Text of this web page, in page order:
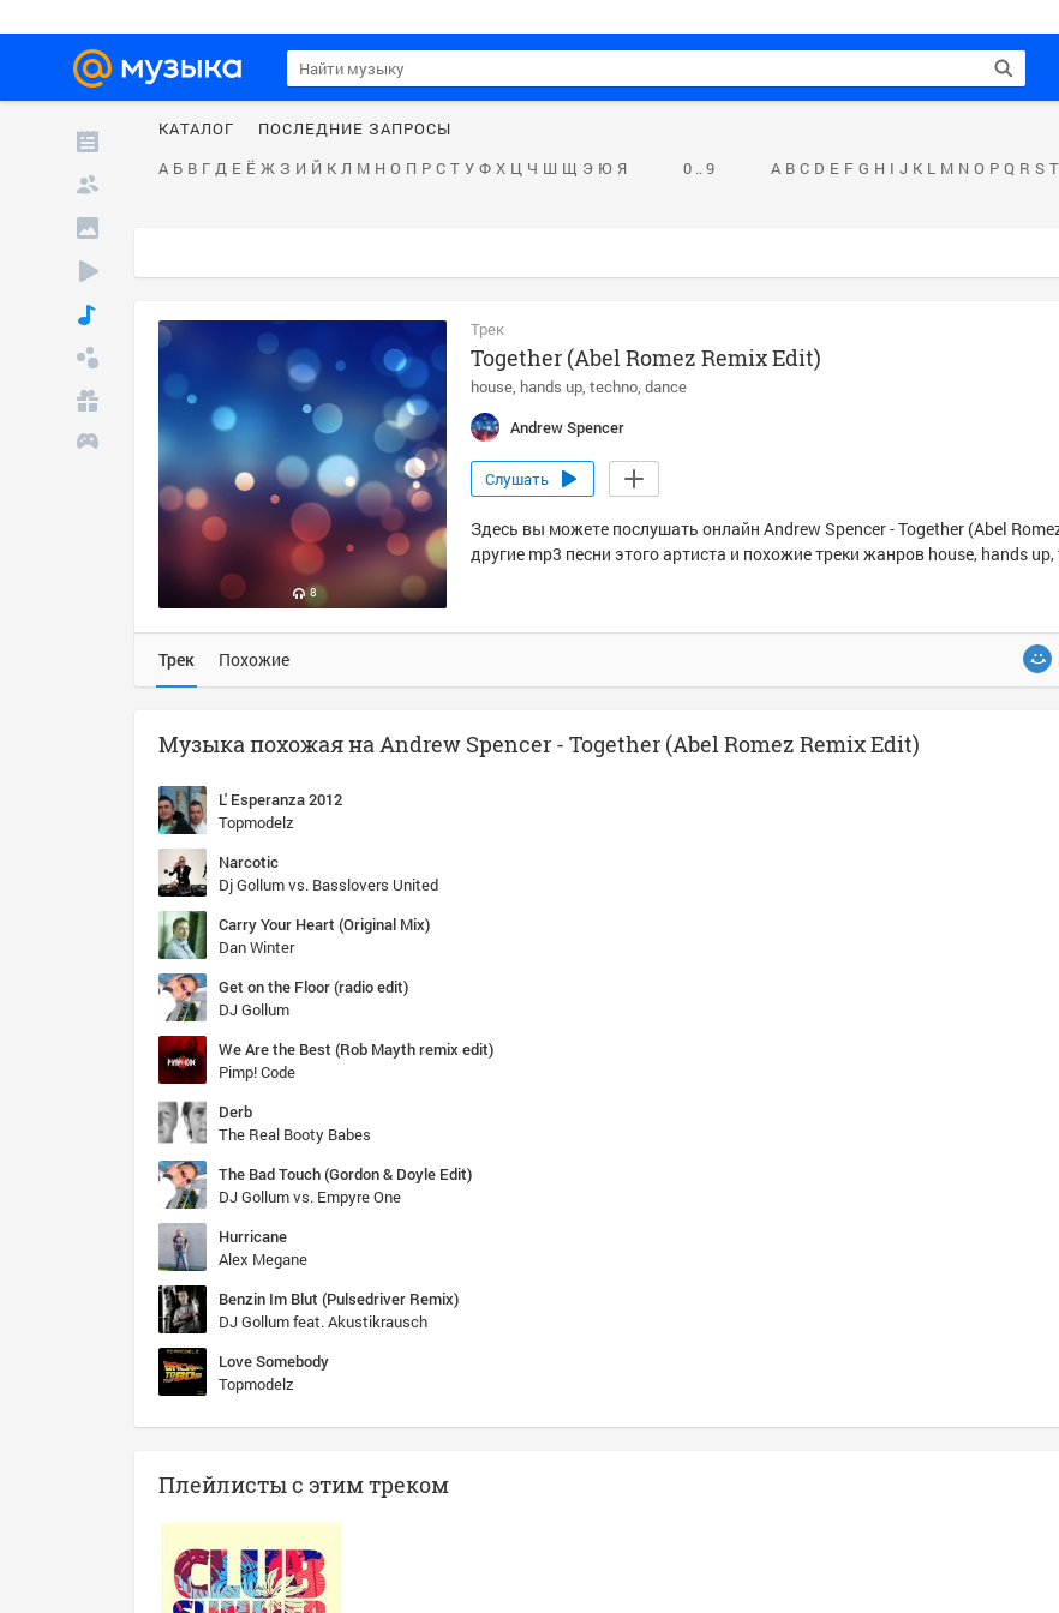
КАТАЛОГ
ПОСЛЕДНИЕ ЗАПРОСЫ
А Б В Г Д Е Ё Ж З И Й К Л М Н О П Р С Т У Ф Х Ц Ч Ш Щ Э Ю Я 0 .. 9 A B C D E F G H I J K L M N O P Q R S T
8
Трек
Together (Abel Romez Remix Edit)
house hands up techno dance
Andrew Spencer
Слушать
Здесь вы можете послушать онлайн Andrew Spencer - Together (Abel
другие mp3 песни этого артиста и похожие треки жанров house, hands
Трек Похожие
Музыка похожая на Andrew Spencer - Together (Abel Romez Remix Edit)
L' Esperanza 2012
Topmodelz
Narcotic
Dj Gollum vs. Basslovers United
Carry Your Heart (Original Mix)
Dan Winter
Get on the Floor (radio edit)
DJ Gollum
We Are the Best (Rob Mayth remix edit)
Pimp! Code
Derb
The Real Booty Babes
The Bad Touch (Gordon & Doyle Edit)
DJ Gollum vs. Empyre One
Hurricane
Alex Megane
Benzin Im Blut (Pulsedriver Remix)
DJ Gollum feat. Akustikrausch
Love Somebody
Topmodelz
Плейлисты с этим треком